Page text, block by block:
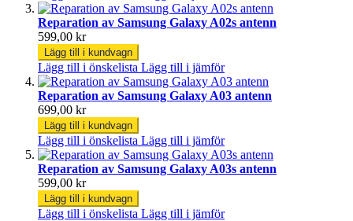
Reparation av Samsung Galaxy A02s antenn
599,00 kr
Lägg till i kundvagn
Lägg till i önskelista Lägg till i jämför
Reparation av Samsung Galaxy A03 antenn
699,00 kr
Lägg till i kundvagn
Lägg till i önskelista Lägg till i jämför
Reparation av Samsung Galaxy A03s antenn
599,00 kr
Lägg till i kundvagn
Lägg till i önskelista Lägg till i jämför